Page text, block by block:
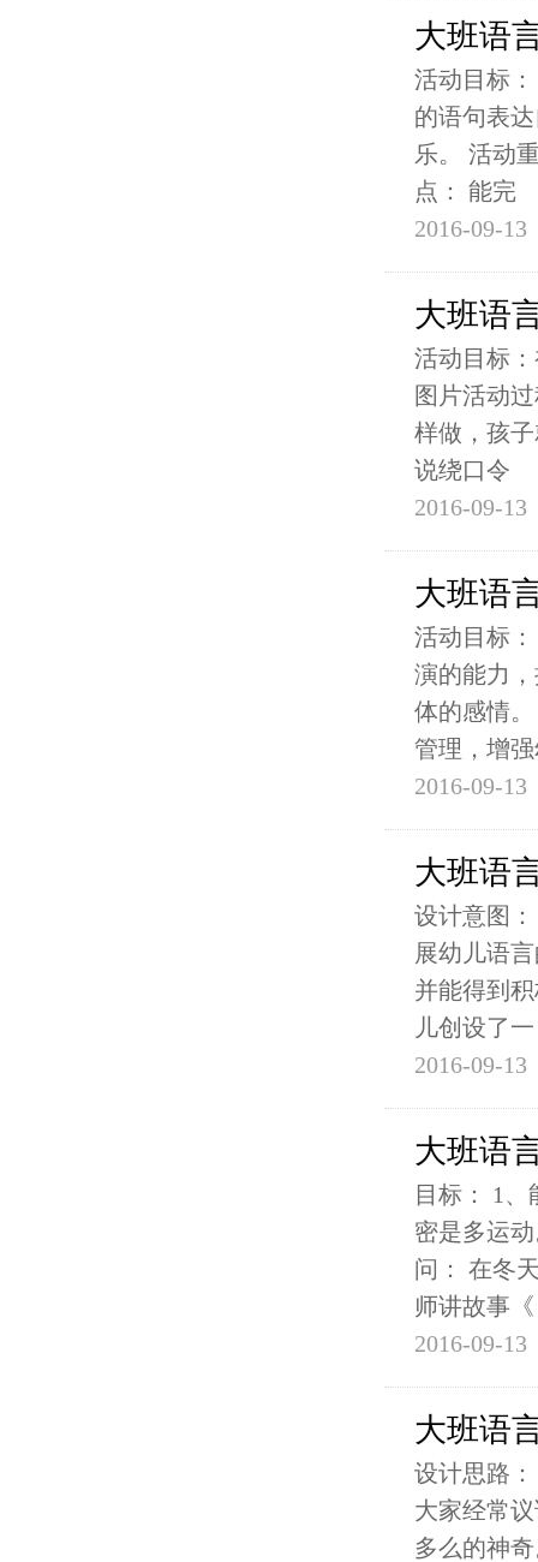
大班语
活动目标
的语句表
乐。 活动
点： 能完
2016-09-13
大班语
活动目标
图片活动
样做，孩
说绕口令
2016-09-13
大班语
活动目标
演的能力
体的感情
管理，增
2016-09-13
大班语
设计意图
展幼儿语
并能得到
儿创设了一
2016-09-13
大班语
目标： 1
密是多运
问： 在冬
师讲故事《
2016-09-13
大班语
设计思路
大家经常
多么的神